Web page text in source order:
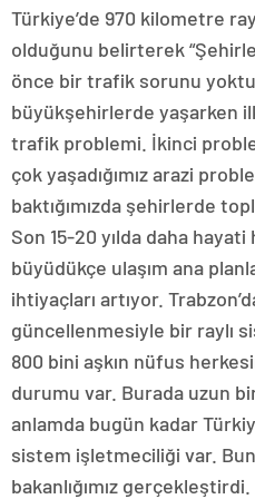
Türkiye’de 970 kilometre
olduğunu belirterek
önce bir trafik sorunu yoktu
büyükşehirlerde yaşarken
trafik problemi. İkinci
çok yaşadığımız arazi
baktığımızda şehirlerde
Son 15-20 yılda daha
büyüdükçe ulaşım ana
ihtiyaçları artıyor.
güncellenmesiyle bir raylı
800 bini aşkın nüfus
durumu var. Burada uzun
anlamda bugün kadar
sistem işletmeciliği var.
bakanlığımız